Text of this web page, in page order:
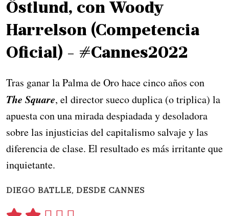
Östlund, con Woody
Harrelson (Competencia
Oficial) - #Cannes2022
Tras ganar la Palma de Oro hace cinco años con
The Square, el director sueco duplica (o triplica) la
apuesta con una mirada despiadada y desoladora
sobre las injusticias del capitalismo salvaje y las
diferencia de clase. El resultado es más irritante que
inquietante.
DIEGO BATLLE, DESDE CANNES